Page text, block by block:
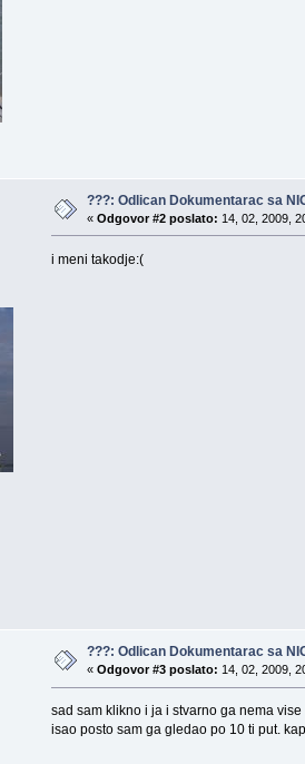
???: Odlican Dokumentarac sa
« Odgovor #2 poslato: 14, 02, 2009,
i meni takodje:(
???: Odlican Dokumentarac sa
« Odgovor #3 poslato: 14, 02, 2009,
sad sam klikno i ja i stvarno ga nema
isao posto sam ga gledao po 10 ti put.